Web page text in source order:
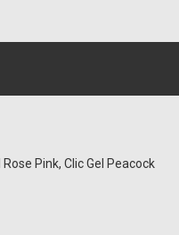
Pink, Clic Gel Peacock